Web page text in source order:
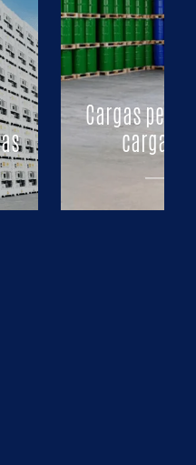
Cargas
carga